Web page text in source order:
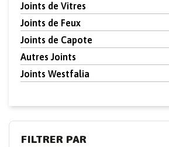
Joints de Vitres
Joints de Feux
Joints de Capote
Autres Joints
Joints Westfalia
FILTRER PAR